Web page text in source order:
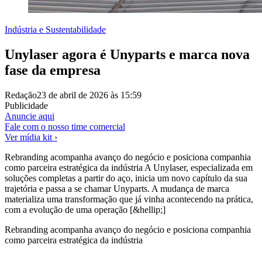
Indústria e Sustentabilidade
Unylaser agora é Unyparts e marca nova
fase da empresa
Redação23 de abril de 2026 às 15:59
Publicidade
Anuncie aqui
Fale com o nosso time comercial
Ver mídia kit ›
Rebranding acompanha avanço do negócio e posiciona companhia
como parceira estratégica da indústria A Unylaser, especializada em
soluções completas a partir do aço, inicia um novo capítulo da sua
trajetória e passa a se chamar Unyparts. A mudança de marca
materializa uma transformação que já vinha acontecendo na prática,
com a evolução de uma operação [&hellip;]
Rebranding acompanha avanço do negócio e posiciona companhia
como parceira estratégica da indústria